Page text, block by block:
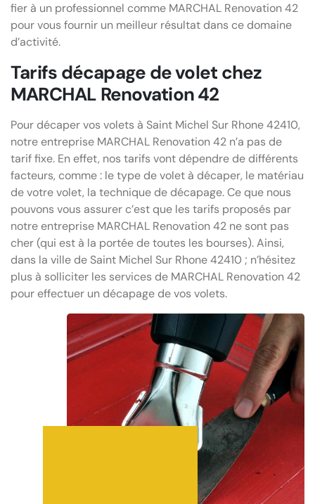
fier à un professionnel comme MARCHAL Renovation 42
pour vous fournir un meilleur résultat dans ce domaine
d’activité.
Tarifs décapage de volet chez
MARCHAL Renovation 42
Pour décaper vos volets à Saint Michel Sur Rhone 42410,
notre entreprise MARCHAL Renovation 42 n’a pas de
tarif fixe. En effet, nos tarifs vont dépendre de différents
facteurs, comme : le type de volet à décaper, le matériau
de votre volet, la technique de décapage. Ce que nous
pouvons vous assurer c’est que les tarifs proposés par
notre entreprise MARCHAL Renovation 42 ne sont pas
cher (qui est à la portée de toutes les bourses). Ainsi,
dans la ville de Saint Michel Sur Rhone 42410 ; n’hésitez
plus à solliciter les services de MARCHAL Renovation 42
pour effectuer un décapage de vos volets.